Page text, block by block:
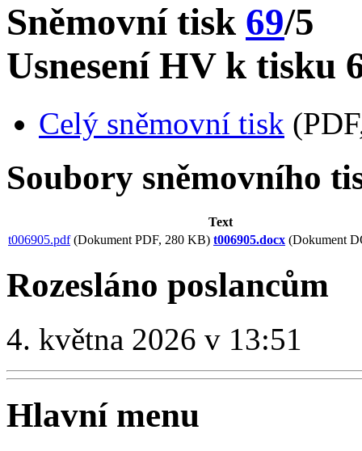
Sněmovní tisk 69/5
Usnesení HV k tisku
Celý sněmovní tisk
Soubory sněmovního
Text
t006905.pdf(Dokument PDF, 280 KB) t006905.docx (Dokument
Rozesláno poslancům
4. května 2026 v 13:51
Hlavní menu